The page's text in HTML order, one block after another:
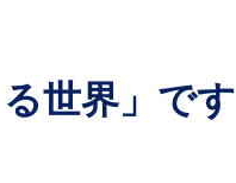
世界」です